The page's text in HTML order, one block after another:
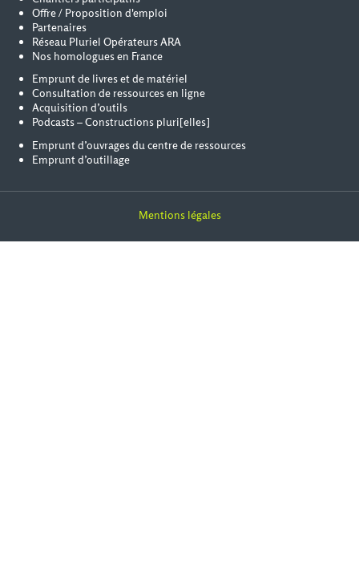
Offre / Proposition d'emploi
Partenaires
Réseau Pluriel Opérateurs ARA
Nos homologues en France
Emprunt de livres et de matériel
Consultation de ressources en ligne
Acquisition d’outils
Podcasts – Constructions pluri[elles]
Emprunt d’ouvrages du centre de ressources
Emprunt d’outillage
Mentions légales